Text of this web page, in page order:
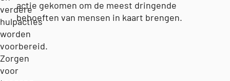
verdere
hulpacties
worden
voorbereid.
Zorgen
voor
actie gekomen om de meest dringende
behoeften van mensen in kaart brengen.